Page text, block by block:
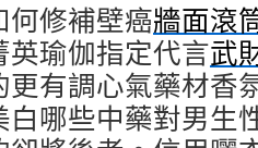
何修補壁癌牆面滾
瑜伽指定代言武
更有調心氣藥材香
白哪些中藥對男生